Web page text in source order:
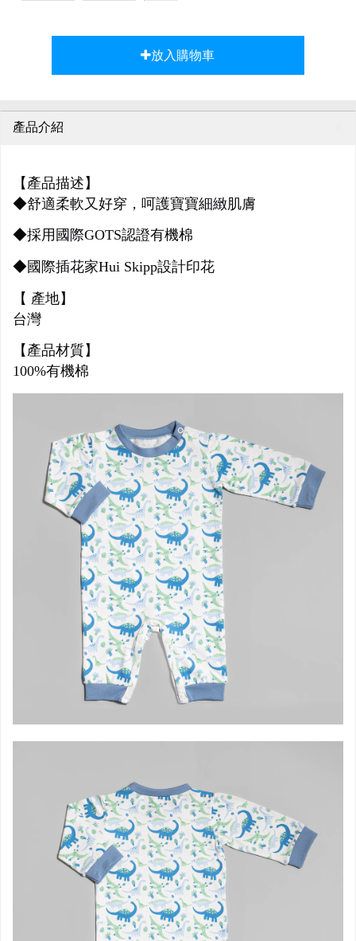
放入購物車
產品介紹
【產品描述】
◆舒適柔軟又好穿，呵護寶寶細緻肌膚
◆採用國際GOTS認證有機棉
◆國際插花家Hui Skipp設計印花
【 產地】
台灣
【產品材質】
100%有機棉